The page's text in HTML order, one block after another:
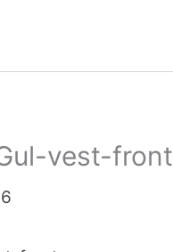
vest-front